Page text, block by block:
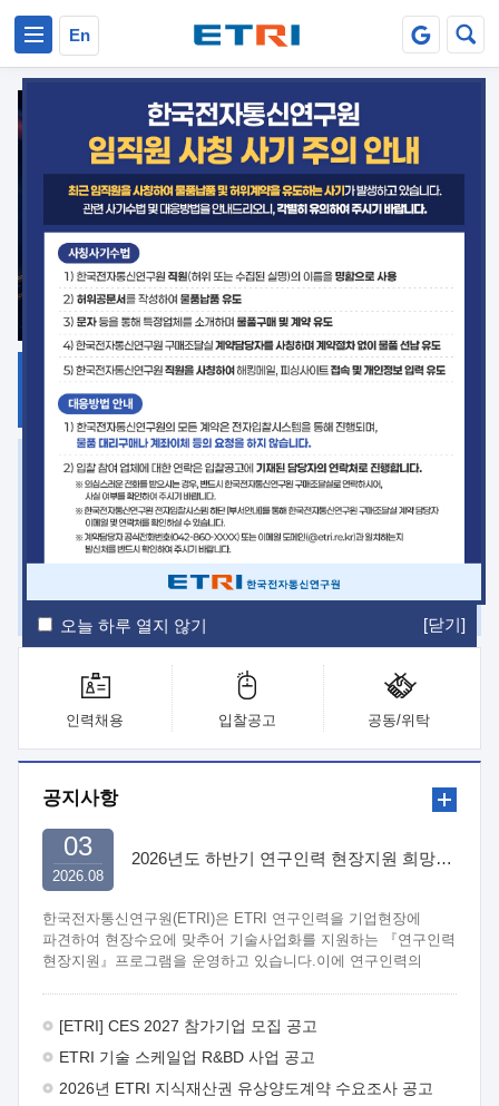
오늘 하루 열지 않기 [닫기]
En
지식공유
플랫폼
ETRI 오픈소스
발간자료
ETRI Insight
ETRI Journal
전자통신동향분석
ETRI 웹진
ETRI 간행물
전자도서관
인력채용 입찰공고 공동/위탁
공지사항
2026년도 하반기 연구인력 현장지원 희망기업 신청/접수
한국전자통신연구원(ETRI)은 ETRI 연구인력을 기업현장에
파견하여 현장수요에 맞추어 기술사업화를 지원하는 『연구인력
현장지원』프로그램을 운영하고 있습니다.이에 연구인력의
추진목적: ETRI 인력을 기업현장에 파견. 기술지원을
사업화성과를 극대화하고, 지원기업을 강견기업으로 육성하고자
함.  신청자격: ETRI 협력기업 및 일반 ICT 중소기업*
2026.08
03
[ETRI] CES 2027 참가기업 모집 공고
ETRI 기술 스케일업 R&BD 사업 공고
2026년 ETRI 지식재산권 유상양도계약 수요조사 공고